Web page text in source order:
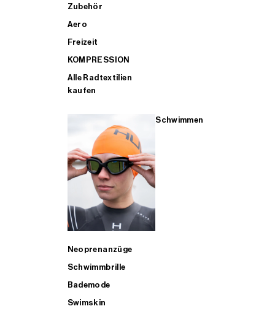
Zubehör
Aero
Freizeit
KOMPRESSION
Alle Radtextilien
kaufen
Schwimmen
Neoprenanzüge
Schwimmbrille
Bademode
Swimskin